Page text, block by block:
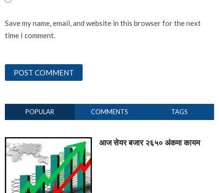
Save my name, email, and website in this browser for the next
time I comment.
POPULAR COMMENTS TAGS
आज सेयर बजार २६५० अंकमा कायम